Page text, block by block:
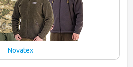
Novatex